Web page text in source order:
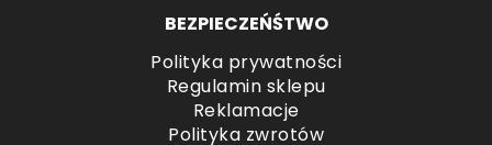
BEZPIECZEŃŚTWO
Polityka prywatności
Regulamin sklepu
Reklamacje
Polityka zwrotów